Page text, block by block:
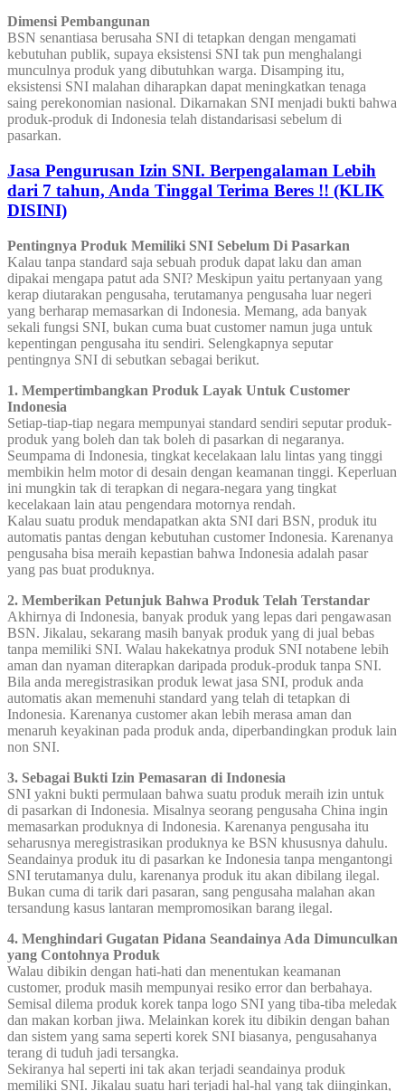
Dimensi Pembangunan
BSN senantiasa berusaha SNI di tetapkan dengan mengamati
kebutuhan publik, supaya eksistensi SNI tak pun menghalangi
munculnya produk yang dibutuhkan warga. Disamping itu,
eksistensi SNI malahan diharapkan dapat meningkatkan tenaga
saing perekonomian nasional. Dikarnakan SNI menjadi bukti bahwa
produk-produk di Indonesia telah distandarisasi sebelum di
pasarkan.
Jasa Pengurusan Izin SNI. Berpengalaman Lebih
dari 7 tahun, Anda Tinggal Terima Beres !! (KLIK
DISINI)
Pentingnya Produk Memiliki SNI Sebelum Di Pasarkan
Kalau tanpa standard saja sebuah produk dapat laku dan aman
dipakai mengapa patut ada SNI? Meskipun yaitu pertanyaan yang
kerap diutarakan pengusaha, terutamanya pengusaha luar negeri
yang berharap memasarkan di Indonesia. Memang, ada banyak
sekali fungsi SNI, bukan cuma buat customer namun juga untuk
kepentingan pengusaha itu sendiri. Selengkapnya seputar
pentingnya SNI di sebutkan sebagai berikut.
1. Mempertimbangkan Produk Layak Untuk Customer
Indonesia
Setiap-tiap-tiap negara mempunyai standard sendiri seputar produk-
produk yang boleh dan tak boleh di pasarkan di negaranya.
Seumpama di Indonesia, tingkat kecelakaan lalu lintas yang tinggi
membikin helm motor di desain dengan keamanan tinggi. Keperluan
ini mungkin tak di terapkan di negara-negara yang tingkat
kecelakaan lain atau pengendara motornya rendah.
Kalau suatu produk mendapatkan akta SNI dari BSN, produk itu
automatis pantas dengan kebutuhan customer Indonesia. Karenanya
pengusaha bisa meraih kepastian bahwa Indonesia adalah pasar
yang pas buat produknya.
2. Memberikan Petunjuk Bahwa Produk Telah Terstandar
Akhirnya di Indonesia, banyak produk yang lepas dari pengawasan
BSN. Jikalau, sekarang masih banyak produk yang di jual bebas
tanpa memiliki SNI. Walau hakekatnya produk SNI notabene lebih
aman dan nyaman diterapkan daripada produk-produk tanpa SNI.
Bila anda meregistrasikan produk lewat jasa SNI, produk anda
automatis akan memenuhi standard yang telah di tetapkan di
Indonesia. Karenanya customer akan lebih merasa aman dan
menaruh keyakinan pada produk anda, diperbandingkan produk lain
non SNI.
3. Sebagai Bukti Izin Pemasaran di Indonesia
SNI yakni bukti permulaan bahwa suatu produk meraih izin untuk
di pasarkan di Indonesia. Misalnya seorang pengusaha China ingin
memasarkan produknya di Indonesia. Karenanya pengusaha itu
seharusnya meregistrasikan produknya ke BSN khususnya dahulu.
Seandainya produk itu di pasarkan ke Indonesia tanpa mengantongi
SNI terutamanya dulu, karenanya produk itu akan dibilang ilegal.
Bukan cuma di tarik dari pasaran, sang pengusaha malahan akan
tersandung kasus lantaran mempromosikan barang ilegal.
4. Menghindari Gugatan Pidana Seandainya Ada Dimunculkan
yang Contohnya Produk
Walau dibikin dengan hati-hati dan menentukan keamanan
customer, produk masih mempunyai resiko error dan berbahaya.
Semisal dilema produk korek tanpa logo SNI yang tiba-tiba meledak
dan makan korban jiwa. Melainkan korek itu dibikin dengan bahan
dan sistem yang sama seperti korek SNI biasanya, pengusahanya
terang di tuduh jadi tersangka.
Sekiranya hal seperti ini tak akan terjadi seandainya produk
memiliki SNI. Jikalau suatu hari terjadi hal-hal yang tak diinginkan,